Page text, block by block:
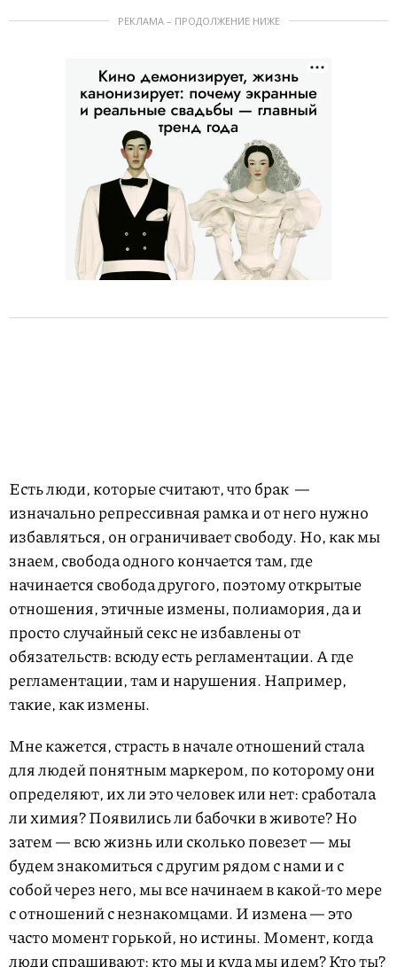
РЕКЛАМА – ПРОДОЛЖЕНИЕ НИЖЕ
Есть люди, которые считают, что брак —
изначально репрессивная рамка и от него нужно
избавляться, он ограничивает свободу. Но, как мы
знаем, свобода одного кончается там, где
начинается свобода другого, поэтому открытые
отношения, этичные измены, полиамория, да и
просто случайный секс не избавлены от
обязательств: всюду есть регламентации. А где
регламентации, там и нарушения. Например,
такие, как измены.
Мне кажется, страсть в начале отношений стала
для людей понятным маркером, по которому они
определяют, их ли это человек или нет: сработала
ли химия? Появились ли бабочки в животе? Но
затем — всю жизнь или сколько повезет — мы
будем знакомиться с другим рядом с нами и с
собой через него, мы все начинаем в какой-то мере
с отношений с незнакомцами. И измена — это
часто момент горькой, но истины. Момент, когда
люди спрашивают: кто мы и куда мы идем? Кто ты?